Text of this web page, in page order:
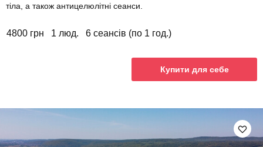
тіла, а також антицелюлітні сеанси.
4800 грн 1 люд. 6 сеансів (по 1 год.)
Купити для себе